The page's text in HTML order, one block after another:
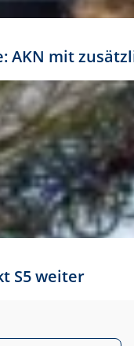
AKN mit
S5 weiter